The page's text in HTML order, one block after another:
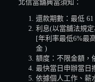
北信當舖典當須知：
還款期數：最低 61
利息(以當舖法規
[年利率最低6%最
金 )
額度：不限金額，
最快當日申辦當日
依據個人工作、薪